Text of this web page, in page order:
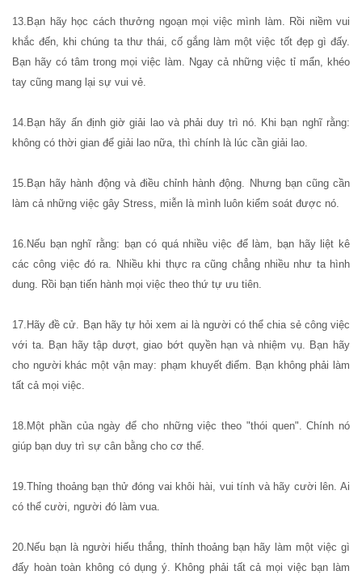
13.Bạn hãy học cách thưởng ngoạn mọi việc mình làm. Rồi niềm vui
khắc đến, khi chúng ta thư thái, cố gắng làm một việc tốt đẹp gì đấy.
Bạn hãy có tâm trong mọi việc làm. Ngay cả những việc tỉ mẩn, khéo
tay cũng mang lại sự vui vẻ.
14.Bạn hãy ấn định giờ giải lao và phải duy trì nó. Khi bạn nghĩ rằng:
không có thời gian để giải lao nữa, thì chính là lúc cần giải lao.
15.Bạn hãy hành động và điều chỉnh hành động. Nhưng bạn cũng cần
làm cả những việc gây Stress, miễn là mình luôn kiểm soát được nó.
16.Nếu bạn nghĩ rằng: bạn có quá nhiều việc để làm, bạn hãy liệt kê
các công việc đó ra. Nhiều khi thực ra cũng chẳng nhiều như ta hình
dung. Rồi bạn tiến hành mọi việc theo thứ tự ưu tiên.
17.Hãy đề cử. Bạn hãy tự hỏi xem ai là người có thể chia sẻ công việc
với ta. Bạn hãy tập dượt, giao bớt quyền hạn và nhiệm vụ. Bạn hãy
cho người khác một vận may: phạm khuyết điểm. Bạn không phải làm
tất cả mọi việc.
18.Một phần của ngày để cho những việc theo "thói quen". Chính nó
giúp bạn duy trì sự cân bằng cho cơ thể.
19.Thỉng thoảng bạn thử đóng vai khôi hài, vui tính và hãy cười lên. Ai
có thể cười, người đó làm vua.
20.Nếu bạn là người hiếu thắng, thỉnh thoảng bạn hãy làm một việc gì
đấy hoàn toàn không có dụng ý. Không phải tất cả mọi việc bạn làm